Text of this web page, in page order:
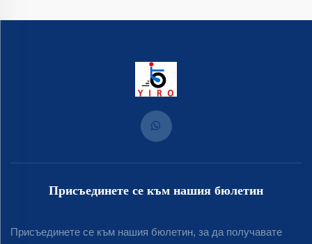
Присъединете се към нашия бюлетин
Присъединете се към нашия бюлетин, за да получавате